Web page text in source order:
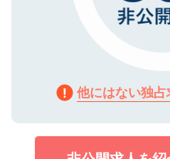
他にはない独